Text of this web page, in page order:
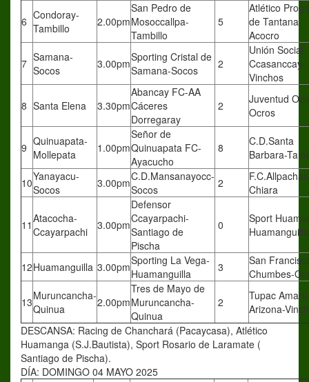
6 Condoray-
Tambillo
2.00pm
San Pedro de
Mosoccallpa-
Tambillo
5
Atlético
de Tantana-
Acocro
7 Samana-
Socos
3.00pmSporting Cristal de
Samana-Socos
2
Unión Social
Ccasanccay-
Vinchos
8 Santa Elena 3.30pm
Abancay FC-AA
Cáceres
Dorregaray
2
Juventud
Ocros
9 Quinuapata-
Mollepata
1.00pm
Señor de
Quinuapata FC-
Ayacucho
8
C.D.Santa
Barbara-
10Yanayacu-
Socos
3.00pmC.D.Mansanayocc-
Socos
2
Chiara
11 Atacocha-
Ccayarpachi
3.00pm
Defensor
Ccayarpachi-
Santiago de
Pischa
0
Sport
Huamanguilla
12Huamanguilla 3.00pmSporting La Vega-
Huamanguilla
3
San
Chumbes-
13Muruncancha-
Quinua
2.00pm
Tres de Mayo de
Muruncancha-
Quinua
2
Tupac
Arizona-
DESCANSA: Racing de Chanchará (Pacaycasa), Atlético
Huamanga (S.J.Bautista), Sport Rosario de Laramate (
Santiago de Pischa).
DÍA: DOMINGO 04 MAYO 2025